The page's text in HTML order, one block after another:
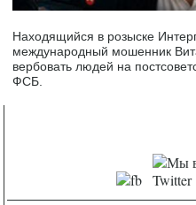
Находящийся в розыске
международный мошенник
вербовать людей на
ФСБ.